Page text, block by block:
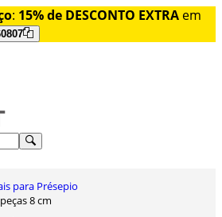
: 15% de DESCONTO EXTRA em
para Présepio
8 cm